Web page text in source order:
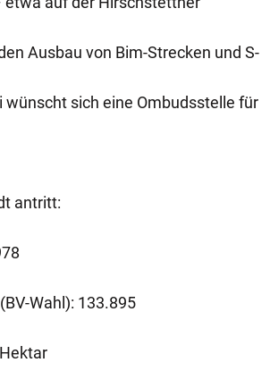
Ausbau von Bim-Strecken und S-
wünscht sich eine Ombudsstelle für
antritt:
Wahl): 133.895